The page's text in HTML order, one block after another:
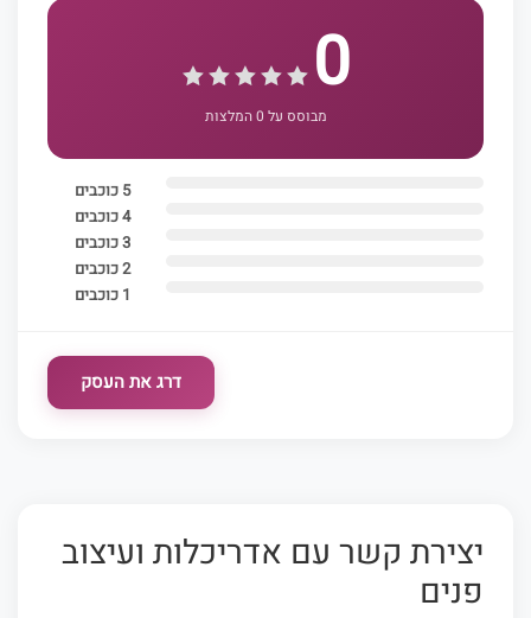
0
מבוסס על 0 המלצות
5 כוכבים
4 כוכבים
3 כוכבים
2 כוכבים
1 כוכבים
דרג את העסק
יצירת קשר עם אדריכלות ועיצוב
פנים